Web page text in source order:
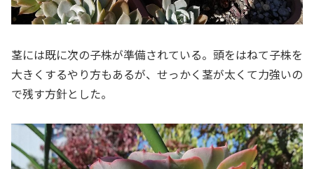
茎には既に次の子株が準備されている。頭をはねて子株を
大きくするやり方もあるが、せっかく茎が太くて力強いの
で残す方針とした。